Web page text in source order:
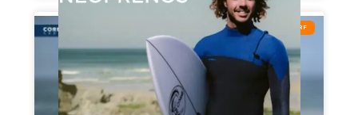
NOTICIAS DE SURF